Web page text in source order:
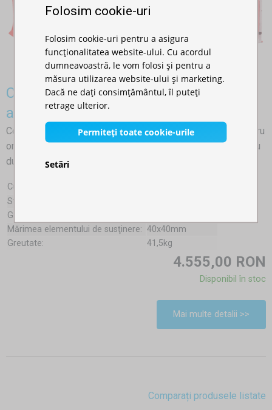
Cort pliabil 4×4 m – hexagonal din
aluminiu
Cortul pliabil HEXAGONAL 4×4 m este alegerea ideală pentru
oricine caută un cort profesional tip foarfecă din aluminiu, cu
durată lungă de viață, montaj simplu și aspect profesional.
Culori:
Structură:
Grosimea elementului de susținere:
Mărimea elementului de susţinere: 40x40mm
Greutate:
41,5kg
4.555,00 RON
Disponibil în stoc
Mai multe detalii >>
Comparați produsele listate
Folosim cookie-uri
Folosim cookie-uri pentru a asigura
funcționalitatea website-ului. Cu acordul
dumneavoastră, le vom folosi și pentru a
măsura utilizarea website-ului și marketing.
Dacă ne dați consimțământul, îl puteți
retrage ulterior.
Permiteți toate cookie-urile
Setări